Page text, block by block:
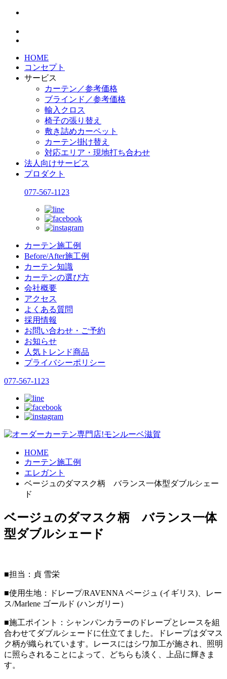
HOME
コンセプト
サービス
カーテン／参考価格
ブラインド／参考価格
輸入クロス
椅子の張り替え
敷き詰めカーペット
カーテン掛け替え
対応エリア・現地打ち合わせ
法人向けサービス
プロダクト
077-567-1123
カーテン施工例
Before/After施工例
カーテン知識
カーテンの選び方
会社概要
アクセス
よくある質問
採用情報
お問い合わせ・ご予約
お知らせ
人気トレンド商品
プライバシーポリシー
077-567-1123
HOME
カーテン施工例
エレガント
ベージュのダマスク柄 バランス一体型ダブルシェー
ド
ベージュのダマスク柄 バランス一体
型ダブルシェード
■担当：貞 雪栄
■使用生地：ドレープ/RAVENNA ベージュ (イギリス)、レー
ス/Marlene ゴールド (ハンガリー）
■施工ポイント：シャンパンカラーのドレープとレースを組
合わせてダブルシェードに仕立てました。ドレープはダマス
ク柄が織られています。レースにはシワ加工が施され、照明
に照らされることによって、どちらも淡く、上品に輝きま
す。